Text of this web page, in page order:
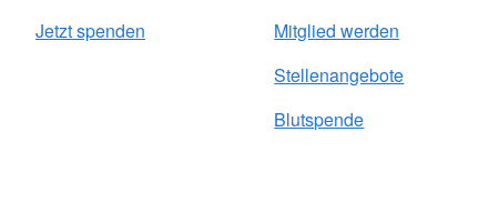
Jetzt spenden
Mitglied werden
Stellenangebote
Blutspende